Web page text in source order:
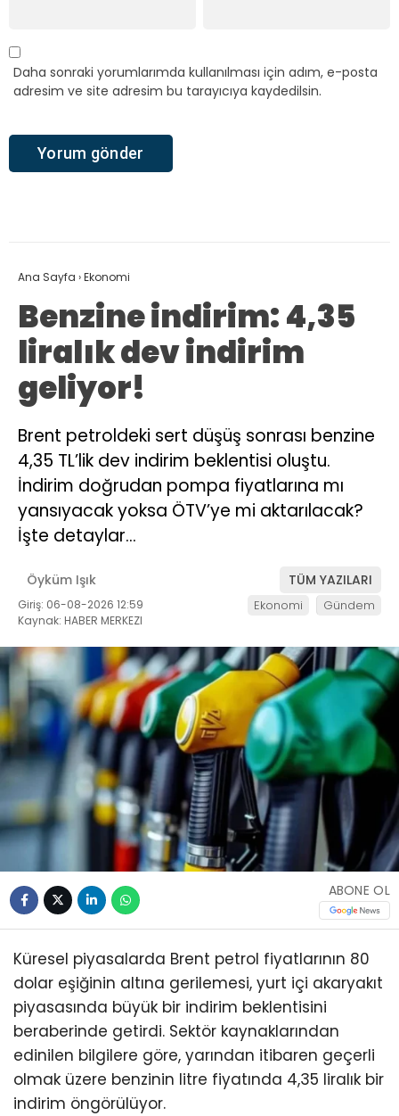
Daha sonraki yorumlarımda kullanılması için adım, e-posta
adresim ve site adresim bu tarayıcıya kaydedilsin.
Ana Sayfa ›Ekonomi
Benzine indirim: 4,35
liralık dev indirim
geliyor!
Brent petroldeki sert düşüş sonrası benzine
4,35 TL’lik dev indirim beklentisi oluştu.
İndirim doğrudan pompa fiyatlarına mı
yansıyacak yoksa ÖTV’ye mi aktarılacak?
İşte detaylar…
Öyküm Işık TÜM YAZILARI
Giriş: 06-08-2026 12:59
Kaynak: HABER MERKEZI
Ekonomi Gündem
ABONE OL
Küresel piyasalarda Brent petrol fiyatlarının 80
dolar eşiğinin altına gerilemesi, yurt içi akaryakıt
piyasasında büyük bir indirim beklentisini
beraberinde getirdi. Sektör kaynaklarından
edinilen bilgilere göre, yarından itibaren geçerli
olmak üzere benzinin litre fiyatında 4,35 liralık bir
indirim öngörülüyor.